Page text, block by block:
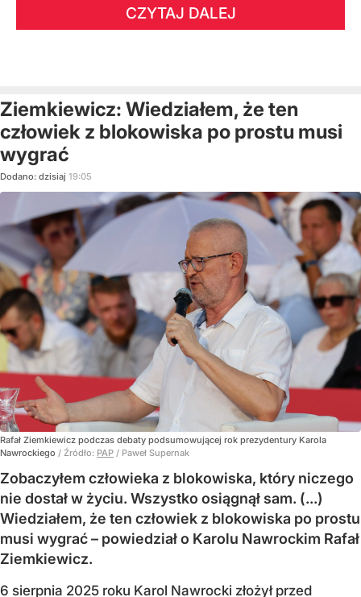
CZYTAJ DALEJ
Ziemkiewicz: Wiedziałem, że ten
człowiek z blokowiska po prostu musi
wygrać
Dodano: dzisiaj 19:05
Rafał Ziemkiewicz podczas debaty podsumowującej rok prezydentury Karola
Nawrockiego / Źródło: PAP / Paweł Supernak
Zobaczyłem człowieka z blokowiska, który niczego
nie dostał w życiu. Wszystko osiągnął sam. (...)
Wiedziałem, że ten człowiek z blokowiska po prostu
musi wygrać – powiedział o Karolu Nawrockim Rafał
Ziemkiewicz.
6 sierpnia 2025 roku Karol Nawrocki złożył przed